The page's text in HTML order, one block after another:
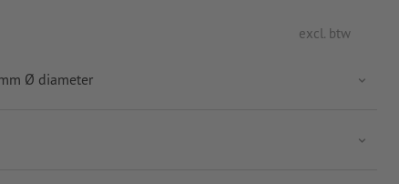
excl. btw
Ø diameter